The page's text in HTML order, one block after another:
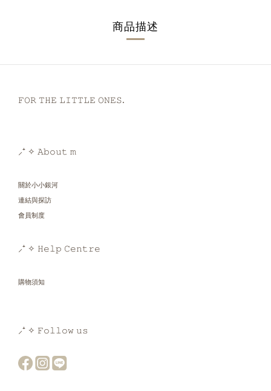
商品描述
𝙵𝙾𝚁 𝚃𝙷𝙴 𝙻𝙸𝚃𝚃𝙻𝙴 𝙾𝙽𝙴𝚂.
⸝⁺ ✧ 𝙰𝚋𝚘𝚞𝚝 𝚖
關於小小銀河
連結與探訪
會員制度
⸝⁺ ✧ 𝙷𝚎𝚕𝚙 𝙲𝚎𝚗𝚝𝚛𝚎
購物須知
⸝⁺ ✧ 𝙵𝚘𝚕𝚕𝚘𝚠 𝚞𝚜